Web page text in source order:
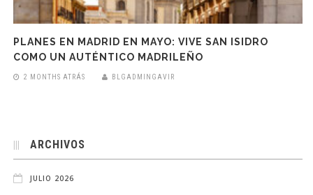
PLANES EN MADRID EN MAYO: VIVE SAN ISIDRO
COMO UN AUTÉNTICO MADRILEÑO
2 MONTHS ATRÁS BLGADMINGAVIR
ARCHIVOS
JULIO 2026